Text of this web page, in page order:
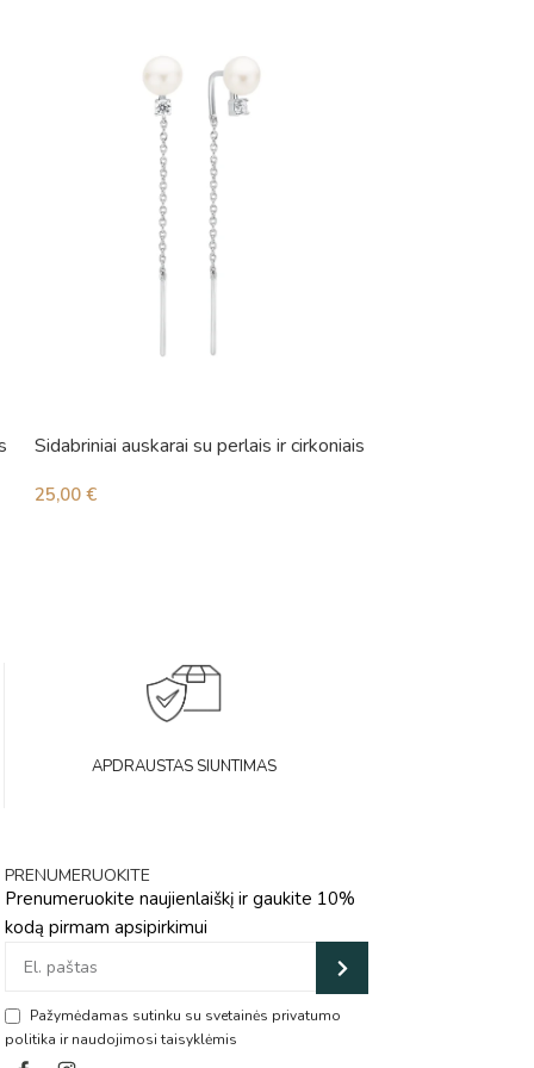
Sidabriniai auskarai su perlais ir cirkoniais
25,00 €
APDRAUSTAS SIUNTIMAS
PRENUMERUOKITE
Prenumeruokite naujienlaiškį ir gaukite 10%
kodą pirmam apsipirkimui
Pažymėdamas sutinku su svetainės privatumo
politika ir naudojimosi taisyklėmis